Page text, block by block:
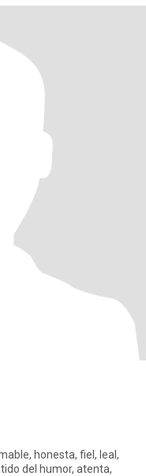
honesta, fiel, leal,
del humor, atenta,